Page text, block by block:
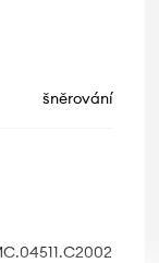
šněrování